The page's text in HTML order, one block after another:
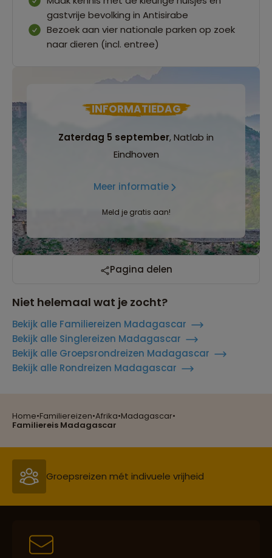
Home•Familiereizen•Afrika•Madagascar•
Familiereis Madagascar
gastvrije bevolking in Antisirabe
Bezoek aan vier nationale parken op zoek
naar dieren (incl. entree)
INFORMATIEDAG
Zaterdag 5 september, Natlab in
Eindhoven
Meer informatie
Meld je gratis aan!
Pagina delen
Niet helemaal wat je zocht?
Bekijk alle Familiereizen Madagascar
Bekijk alle Singlereizen Madagascar
Bekijk alle Groepsrondreizen Madagascar
Bekijk alle Rondreizen Madagascar
Reizen met oog voor mens, cultuur en milieu
Groepsreizen mét indivuele vrijheid
Persoonlijk en deskundig reisadvies